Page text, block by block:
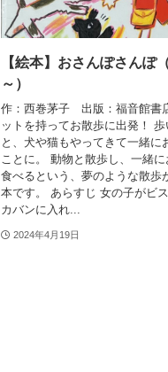
【絵本】おさんぽさんぽ
～）
作：西巻茅子 出版：福音館書
ットを持ってお散歩に出発！ 歩
と、犬や猫もやってきて一緒に
ことに。 動物と散歩し、一緒に
食べるという、夢のような散歩
本です。 あらすじ 女の子がビ
カバンに入れ...
2024年4月19日